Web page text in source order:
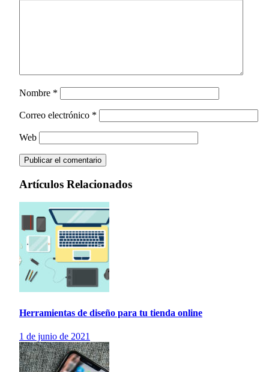
Nombre *
Correo electrónico *
Web
Artículos Relacionados
Herramientas de diseño para tu tienda online
1 de junio de 2021